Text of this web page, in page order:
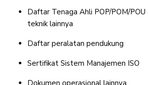
Daftar Tenaga Ahli POP/POM/
teknik lainnya
Daftar peralatan pendukung
Sertifikat Sistem Manajemen ISO
Dokumen operasional lainnya